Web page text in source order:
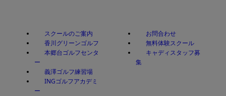
スクールのご案内
香川グリーンゴルフ
本郷台ゴルフセンタ
ー
義澤ゴルフ練習場
INGゴルフアカデミ
ー
お問合わせ
無料体験スクール
キャディスタッフ募
集